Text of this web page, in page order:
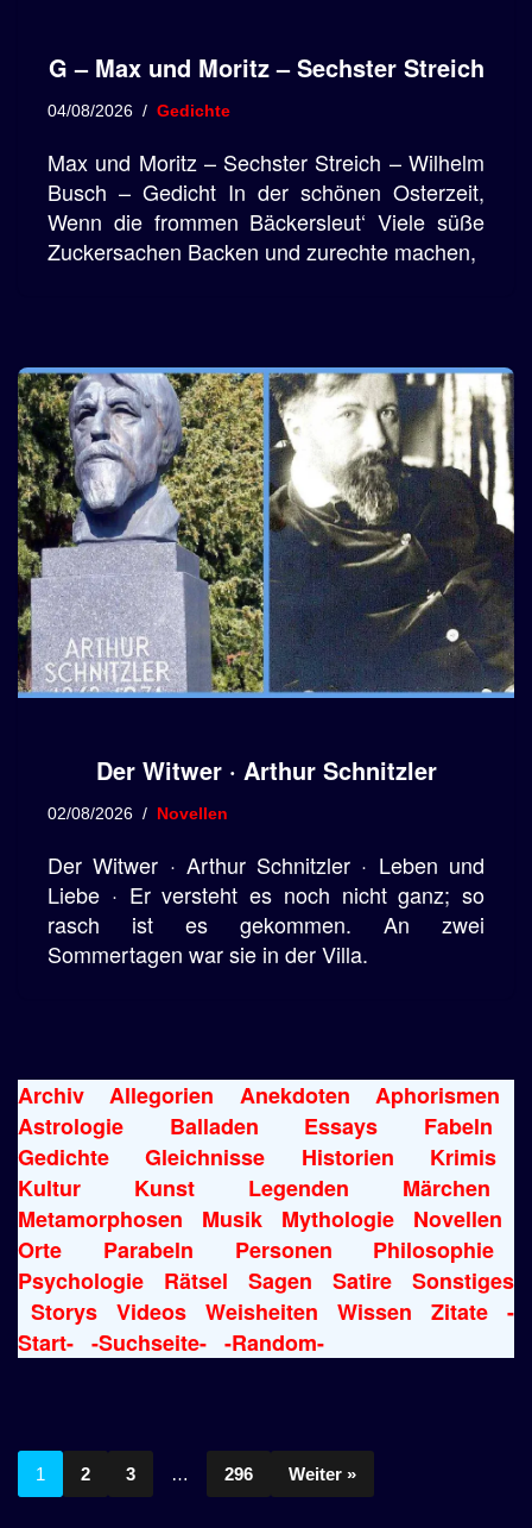
G – Max und Moritz – Sechster Streich
04/08/2026 Gedichte
Max und Moritz – Sechster Streich – Wilhelm
Busch – Gedicht In der schönen Osterzeit,
Wenn die frommen Bäckersleut‘ Viele süße
Zuckersachen Backen und zurechte machen,
Der Witwer · Arthur Schnitzler
02/08/2026 Novellen
Der Witwer · Arthur Schnitzler · Leben und
Liebe · Er versteht es noch nicht ganz; so
rasch ist es gekommen. An zwei
Sommertagen war sie in der Villa.
Archiv Allegorien Anekdoten
Aphorismen
Astrologie
Balladen Essays
Fabeln
Gedichte
Gleichnisse Historien
Krimis
Kultur
Kunst Legenden
Märchen
Metamorphosen
Musik Mythologie
Novellen
Orte
Parabeln Personen
Philosophie
Psychologie
Rätsel Sagen Satire
Sonstiges
Storys
Videos Weisheiten Wissen Zitate
-
Start- -Suchseite- -Random-
1 2 3 … 296 Weiter »